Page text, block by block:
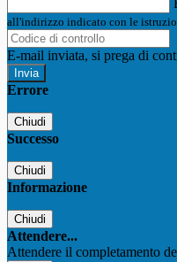
all'indirizzo indicato con le
E-mail inviata, si prega di
Errore
Chiudi
Successo
Chiudi
Informazione
Chiudi
Attendere...
Attendere il completamento